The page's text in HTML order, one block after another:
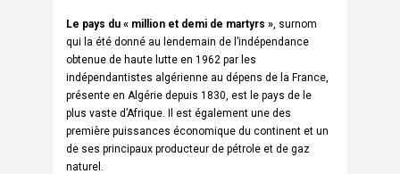
Le pays du « million et demi de martyrs » , surnom
qui la été donné au lendemain de l’indépendance
obtenue de haute lutte en 1962 par les
indépendantistes algérienne au dépens de la France,
présente en Algérie depuis 1830, est le pays de le
plus vaste d’Afrique. Il est également une des
première puissances économique du continent et un
de ses principaux producteur de pétrole et de gaz
naturel.